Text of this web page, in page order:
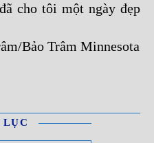
cho tôi một ngày đẹp
Minnesota
LỤC